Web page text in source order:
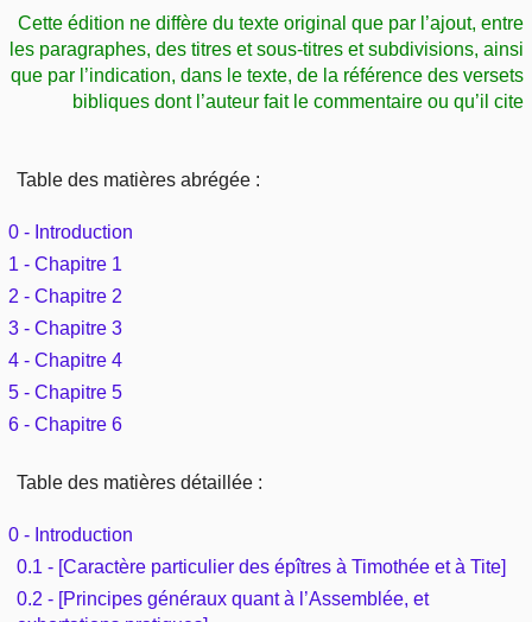
Sujets d'actualité
Autres sites chrétiens
Outils
Paramètres
Lisez la Bible
Écoutez la Bible
Au sujet de la Bible
Études et commentaires par passage
Lecture Journalière
Tous les sujets
L'Évangile, le Salut
Mort, résurrection
L'Église, l'Assemblée
Vie pratique
Commentaires
Édification
Commentaires journaliers
COURS Bibliques - GUIDES de lecture
Recherche
Rechercher dans le site
Sujets de A à Z
Auteurs de A à Z
Études et commentaires par passage
Dictionnaires bibliques
Sommaires
Aperçus Livres de la Bible
Autres FAQ
Cette édition ne diffère du texte original que par l’ajout, entre
les paragraphes, des titres et sous-titres et subdivisions, ainsi
que par l’indication, dans le texte, de la référence des versets
bibliques dont l’auteur fait le commentaire ou qu’il cite
Table des matières abrégée :
0 - Introduction
1 - Chapitre 1
2 - Chapitre 2
3 - Chapitre 3
4 - Chapitre 4
5 - Chapitre 5
6 - Chapitre 6
Table des matières détaillée :
0 - Introduction
0.1 - [Caractère particulier des épîtres à Timothée et à Tite]
0.2 - [Principes généraux quant à l’Assemblée, et